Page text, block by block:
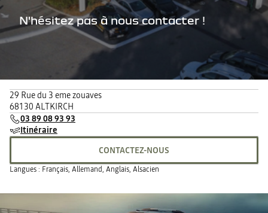
N'hésitez pas à nous contacter !
29 Rue du 3 eme zouaves
68130 ALTKIRCH
03 89 08 93 93
Itinéraire
CONTACTEZ-NOUS
Langues : Français, Allemand, Anglais, Alsacien